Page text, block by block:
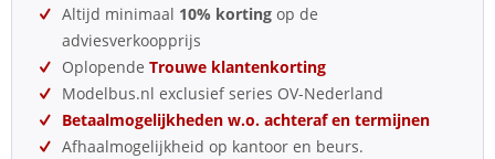
Altijd minimaal 10% korting op de
adviesverkoopprijs
Oplopende Trouwe klantenkorting
Modelbus.nl exclusief series OV-Nederland
Betaalmogelijkheden w.o. achteraf en termijnen
Afhaalmogelijkheid op kantoor en beurs.